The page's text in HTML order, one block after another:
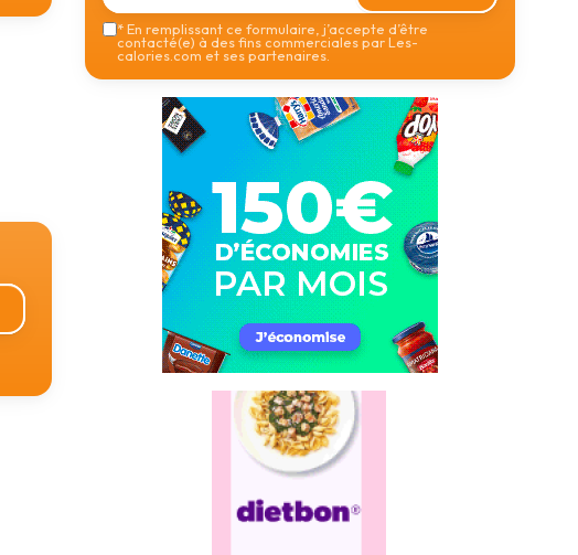
*En remplissant ce formulaire, j’accepte d’être
contacté(e) à des fins commerciales par Les-
calories.com et ses partenaires.